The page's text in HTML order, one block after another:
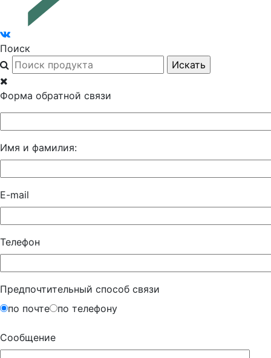
Поиск
Форма обратной связи
Имя и фамилия:
E-mail
Телефон
Предпочтительный способ связи
по почте
по телефону
Сообщение